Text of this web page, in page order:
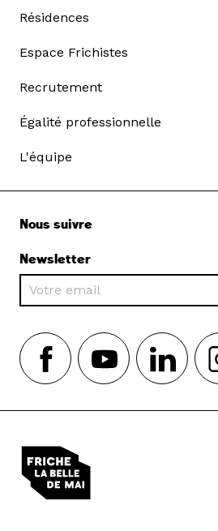
Résidences
Espace Frichistes
Recrutement
Égalité professionnelle
L'équipe
Nous suivre
Newsletter